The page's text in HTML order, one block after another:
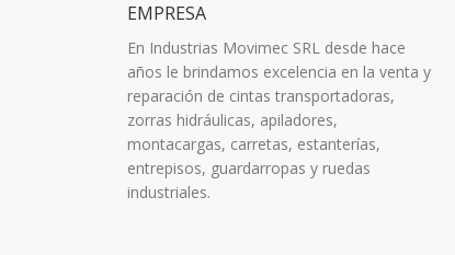
EMPRESA
En Industrias Movimec SRL desde hace
años le brindamos excelencia en la venta y
reparación de cintas transportadoras,
zorras hidráulicas, apiladores,
montacargas, carretas, estanterías,
entrepisos, guardarropas y ruedas
industriales.